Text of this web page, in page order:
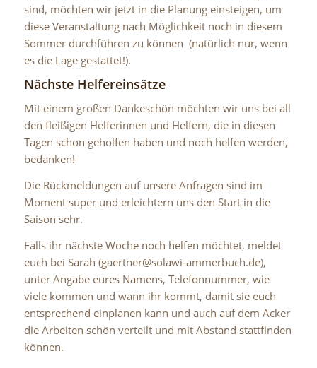
sind, möchten wir jetzt in die Planung einsteigen, um
diese Veranstaltung nach Möglichkeit noch in diesem
Sommer durchführen zu können (natürlich nur, wenn
es die Lage gestattet!).
Nächste Helfereinsätze
Mit einem großen Dankeschön möchten wir uns bei all
den fleißigen Helferinnen und Helfern, die in diesen
Tagen schon geholfen haben und noch helfen werden,
bedanken!
Die Rückmeldungen auf unsere Anfragen sind im
Moment super und erleichtern uns den Start in die
Saison sehr.
Falls ihr nächste Woche noch helfen möchtet, meldet
euch bei Sarah (gaertner@solawi-ammerbuch.de),
unter Angabe eures Namens, Telefonnummer, wie
viele kommen und wann ihr kommt, damit sie euch
entsprechend einplanen kann und auch auf dem Acker
die Arbeiten schön verteilt und mit Abstand stattfinden
können.